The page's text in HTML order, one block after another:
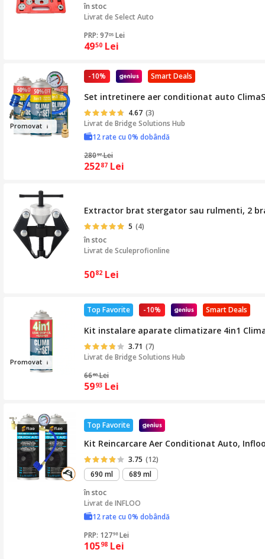
în stoc
Livrat deSelect Auto
PRP: 9705 Lei
4950 Lei
Promovat
Smart Deals
-10%
Set intretinere aer conditionat auto
4.67 (3)
Livrat deBridge Solutions Hub
12 rate cu 0% dobândă
28097 Lei
25287 Lei
Extractor brat stergator sau rulmenti, 2
5 (4)
în stoc
Livrat deSculeprofionline
5082 Lei
Promovat
Smart Deals
-10%
Top Favorite
Kit instalare aparate climatizare 4in1
3.71 (7)
Livrat deBridge Solutions Hub
6660 Lei
5993 Lei
Top Favorite
Kit Reincarcare Aer Conditionat Auto,
3.75 (12)
690 ml
689 ml
în stoc
Livrat deINFLOO
12 rate cu 0% dobândă
PRP: 12798 Lei
10598 Lei